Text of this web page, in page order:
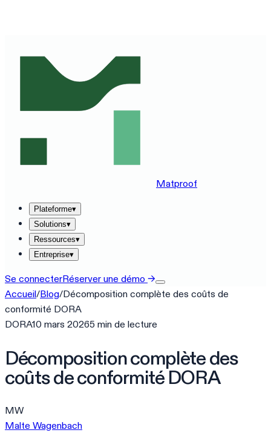
Matproof
Plateforme▾
Solutions▾
Ressources▾
Entreprise▾
Se connecterRéserver une démo →
Accueil/Blog/Décomposition complète des coûts de
conformité DORA
DORA10 mars 20265 min de lecture
Décomposition complète des
coûts de conformité DORA
MW
Malte Wagenbach